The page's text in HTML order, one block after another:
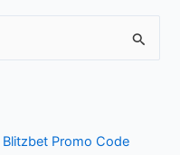
Promo Code